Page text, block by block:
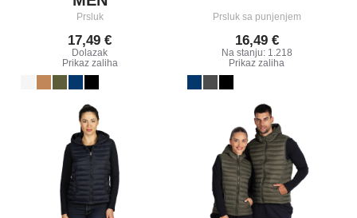
Prsluk
17,49 €
Dolazak
Prikaz zaliha
Prsluk sa punjenjem
16,49 €
Na stanju: 1.218
Prikaz zaliha